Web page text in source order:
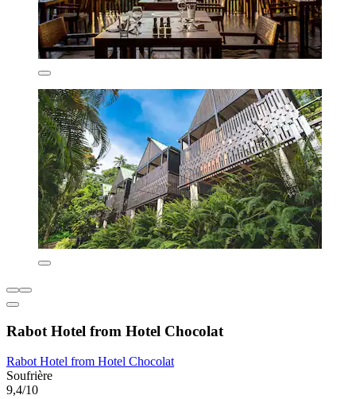
Rabot Hotel from Hotel Chocolat
Rabot Hotel from Hotel Chocolat
Soufrière
9,4/10